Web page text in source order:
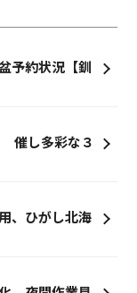
予約状況【釧
催し多彩な３
、ひがし北海